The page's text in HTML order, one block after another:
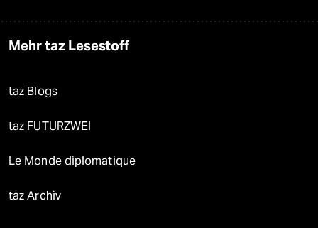
Mehr taz Lesestoff
taz Blogs
taz FUTURZWEI
Le Monde diplomatique
taz Archiv